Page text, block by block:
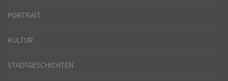
PORTRAIT
KULTUR
STADTGESCHICHTEN